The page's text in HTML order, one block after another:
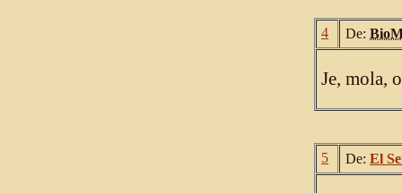
4 De:
Je, mola,
5 De: El